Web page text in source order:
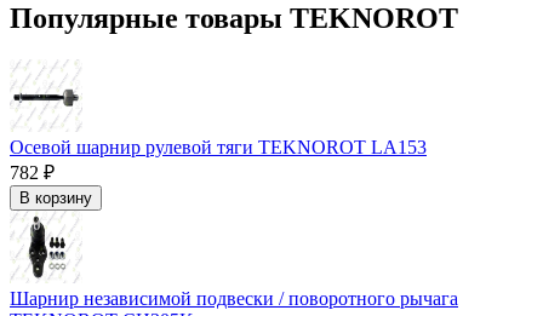
Популярные товары TEKNOROT
Осевой шарнир рулевой тяги TEKNOROT LA153
782 ₽
В корзину
Шарнир независимой подвески / поворотного рычага